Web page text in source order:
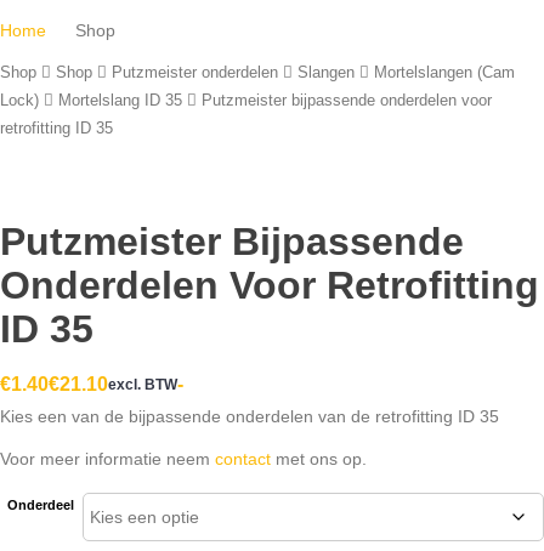
Home Shop
Shop Shop Putzmeister onderdelen Slangen
Mortelslangen (Cam
Lock)
Mortelslang ID 35
Putzmeister bijpassende onderdelen voor
retrofitting ID 35
Putzmeister Bijpassende
Onderdelen Voor Retrofitting
ID 35
€1.40 -
€21.10
Prijsklasse:
€1.40
excl. BTW
Kies een van de bijpassende onderdelen van de retrofitting ID 35
Voor meer informatie neem contact met ons op.
Onderdeel